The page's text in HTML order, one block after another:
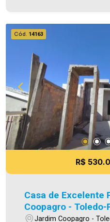
construída 60,00m² Área
Aproveite essa
o seu novo lar é agora! Imobiliária Ativa, sinta-se
em casa! As informações aqui prestadas são
verdadeiras, todavia,
corrigir qualquer erro
bem como alteração
Fotos meramente
Cód. 14163
R$
Casa de Excelente
Coopagro - Toledo-
Jardim Coopagro -